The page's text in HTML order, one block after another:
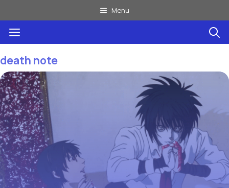
au
contenu
Menu
Menu
death note